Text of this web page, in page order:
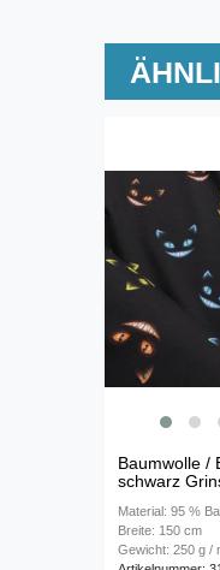
Baumwolle /
schwarz
Material: 95 %
Breite: 150 cm
Gewicht: 250 g /